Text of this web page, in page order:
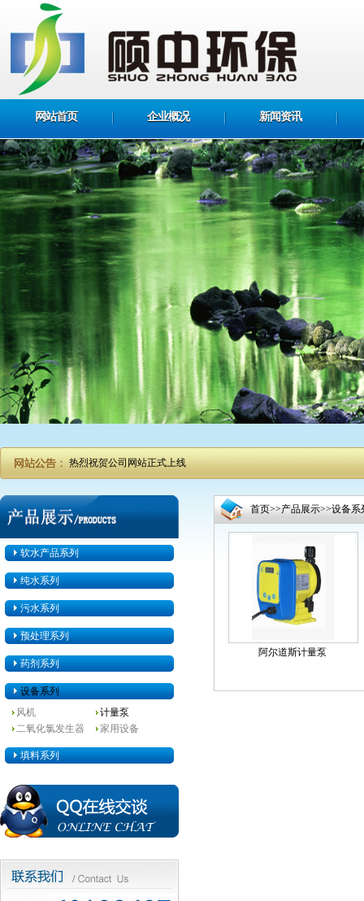
网站首页 企业概况 新闻资讯
热烈祝贺公司网站正式上线
软水产品系列
纯水系列
污水系列
预处理系列
药剂系列
设备系列
风机
计量泵
二氧化氯发生器
家用设备
填料系列
首页>>产品展示>>设备系
阿尔道斯计量泵